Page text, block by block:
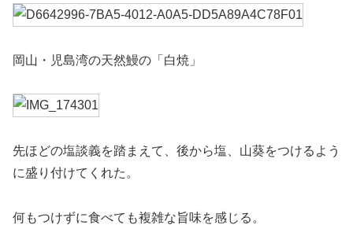
岡山・児島湾の天然鰻の「白焼」
先ほどの塩談義を踏まえて、後から塩、山葵をつけるよう
に盛り付けてくれた。
何もつけずに食べても複雑な旨味を感じる。